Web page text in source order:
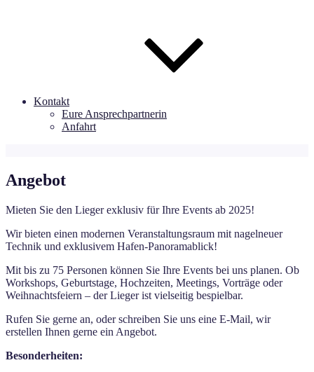
Kontakt
Eure Ansprechpartnerin
Anfahrt
Angebot
Mieten Sie den Lieger exklusiv für Ihre Events ab 2025!
Wir bieten einen modernen Veranstaltungsraum mit nagelneuer
Technik und exklusivem Hafen-Panoramablick!
Mit bis zu 75 Personen können Sie Ihre Events bei uns planen. Ob
Workshops, Geburtstage, Hochzeiten, Meetings, Vorträge oder
Weihnachtsfeiern – der Lieger ist vielseitig bespielbar.
Rufen Sie gerne an, oder schreiben Sie uns eine E-Mail, wir
erstellen Ihnen gerne ein Angebot.
Besonderheiten: